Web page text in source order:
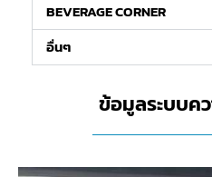
BEVERAGE CORNER​
อื่นๆ​
ข้อมูลระบบค